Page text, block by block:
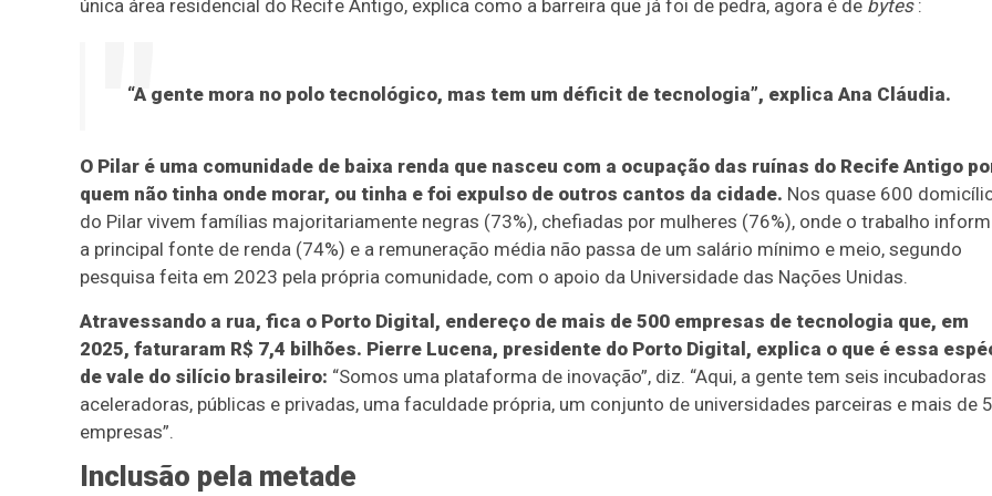
única área residencial do Recife Antigo, explica como a barreira que já foi de pedra, agora é de bytes:
“A gente mora no polo tecnológico, mas tem um déficit de tecnologia”, explica Ana Cláudia.
O Pilar é uma comunidade de baixa renda que nasceu com a ocupação das ruínas do Recife Antigo
quem não tinha onde morar, ou tinha e foi expulso de outros cantos da cidade. Nos quase 600
do Pilar vivem famílias majoritariamente negras (73%), chefiadas por mulheres (76%), onde o trabalho
a principal fonte de renda (74%) e a remuneração média não passa de um salário mínimo e meio, segundo
pesquisa feita em 2023 pela própria comunidade, com o apoio da Universidade das Nações Unidas.
Atravessando a rua, fica o Porto Digital, endereço de mais de 500 empresas de tecnologia que, em
2025, faturaram R$ 7,4 bilhões. Pierre Lucena, presidente do Porto Digital, explica o que é essa
de vale do silício brasileiro: “Somos uma plataforma de inovação”, diz. “Aqui, a gente tem seis incubadoras
aceleradoras, públicas e privadas, uma faculdade própria, um conjunto de universidades parceiras e mais de
empresas”.
Inclusão pela metade